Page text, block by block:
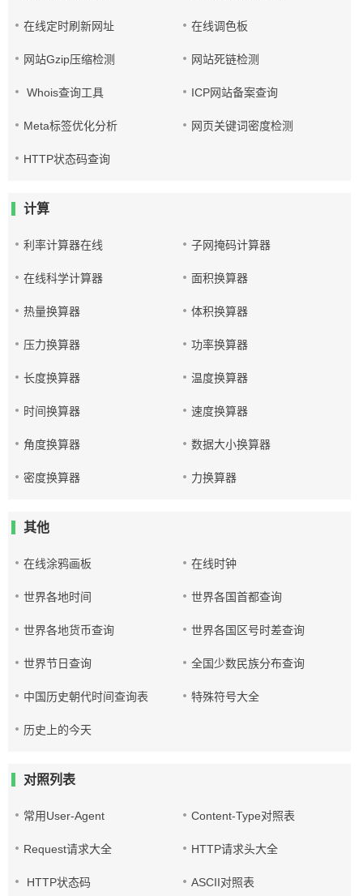
在线定时刷新网址 在线调色板
网站Gzip压缩检测 网站死链检测
Whois查询工具 ICP网站备案查询
Meta标签优化分析 网页关键词密度检测
HTTP状态码查询
计算
利率计算器在线 子网掩码计算器
在线科学计算器 面积换算器
热量换算器 体积换算器
压力换算器 功率换算器
长度换算器 温度换算器
时间换算器 速度换算器
角度换算器 数据大小换算器
密度换算器 力换算器
其他
在线涂鸦画板 在线时钟
世界各地时间 世界各国首都查询
世界各地货币查询 世界各国区号时差查询
世界节日查询 全国少数民族分布查询
中国历史朝代时间查询表 特殊符号大全
历史上的今天
对照列表
常用User-Agent Content-Type对照表
Request请求大全 HTTP请求头大全
HTTP状态码 ASCII对照表